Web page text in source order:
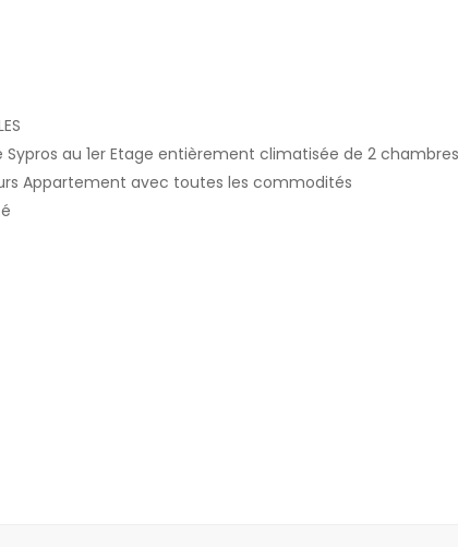
au 1er Etage entièrement climatisée de 2
Appartement avec toutes les commodités